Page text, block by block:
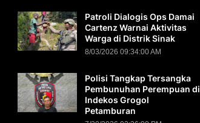
Patroli Dialogis Ops Damai
Cartenz Warnai Aktivitas
Warga di Distrik Sinak
8/03/2026 09:34:00 AM
Polisi Tangkap Tersangka
Pembunuhan Perempuan di
Indekos Grogol
Petamburan